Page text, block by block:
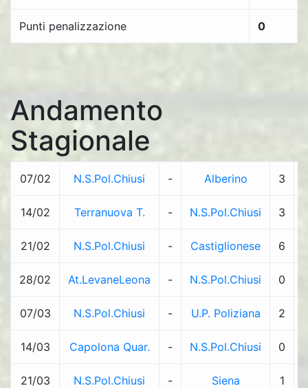
Punti penalizzazione 0
Andamento
Stagionale
07/02 N.S.Pol.Chiusi - Alberino 3
14/02 Terranuova T. - N.S.Pol.Chiusi 3
21/02 N.S.Pol.Chiusi - Castiglionese 6
28/02 At.LevaneLeona - N.S.Pol.Chiusi 0
07/03 N.S.Pol.Chiusi - U.P. Poliziana 2
14/03 Capolona Quar. - N.S.Pol.Chiusi 0
21/03 N.S.Pol.Chiusi - Siena 1